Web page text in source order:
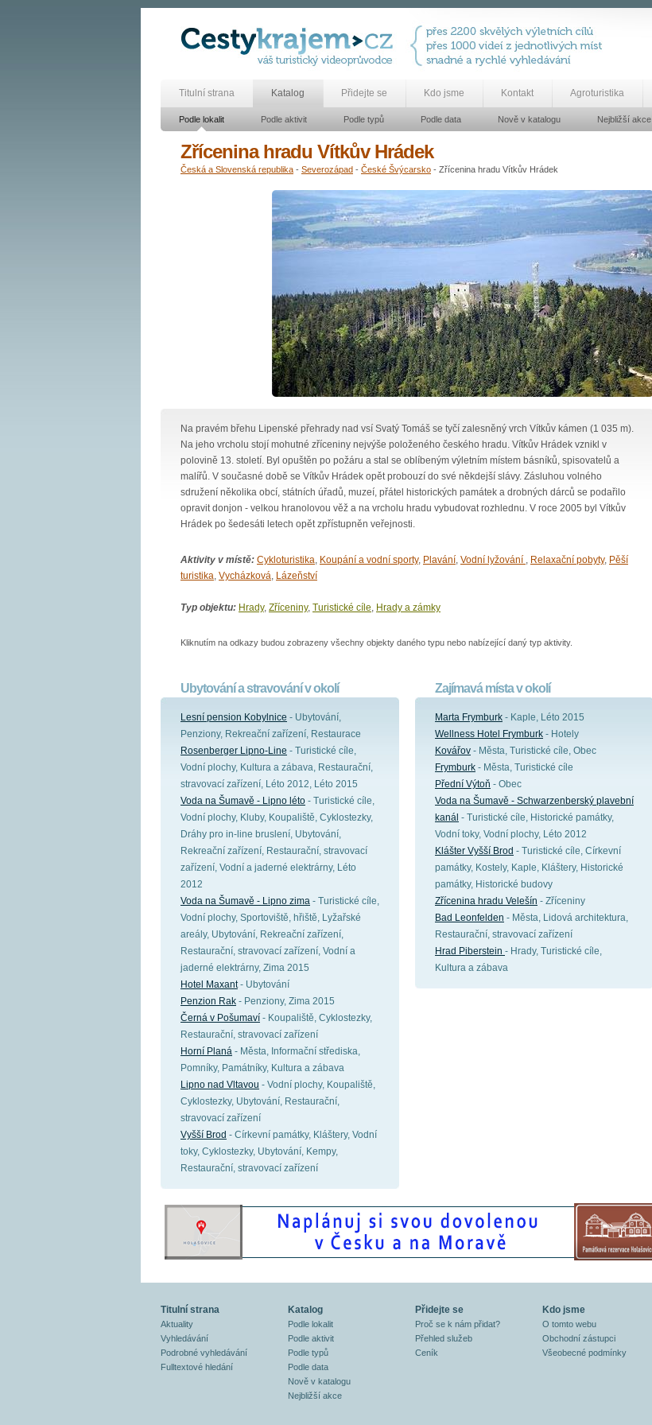
Titulní strana Katalog Přidejte se Kdo jsme Kontakt Agroturistika
Podle lokalit Podle aktivit Podle typů Podle data Nově v katalogu Nejbližší akce
Zřícenina hradu Vítkův Hrádek
Česká a Slovenská republika - Severozápad - České Švýcarsko - Zřícenina hradu Vítkův Hrádek
Na pravém břehu Lipenské přehrady nad vsí Svatý Tomáš se tyčí zalesněný vrch Vítkův kámen (1 035 m).
Na jeho vrcholu stojí mohutné zříceniny nejvýše položeného českého hradu. Vítkův Hrádek vznikl v
polovině 13. století. Byl opuštěn po požáru a stal se oblíbeným výletním místem básníků, spisovatelů a
malířů. V současné době se Vítkův Hrádek opět probouzí do své někdejší slávy. Zásluhou volného
sdružení několika obcí, státních úřadů, muzeí, přátel historických památek a drobných dárců se podařilo
opravit donjon - velkou hranolovou věž a na vrcholu hradu vybudovat rozhlednu. V roce 2005 byl Vítkův
Hrádek po šedesáti letech opět zpřístupněn veřejnosti.
Aktivity v místě: Cykloturistika, Koupání a vodní sporty, Plavání, Vodní lyžování , Relaxační pobyty, Pěší
turistika, Vycházková, Lázeňství
Typ objektu: Hrady, Zříceniny, Turistické cíle, Hrady a zámky
Kliknutím na odkazy budou zobrazeny všechny objekty daného typu nebo nabízející daný typ aktivity.
Ubytování a stravování v okolí
Lesní pension Kobylnice - Ubytování,
Penziony, Rekreační zařízení, Restaurace
Rosenberger Lipno-Line - Turistické cíle,
Vodní plochy, Kultura a zábava, Restaurační,
stravovací zařízení, Léto 2012, Léto 2015
Voda na Šumavě - Lipno léto - Turistické cíle,
Vodní plochy, Kluby, Koupaliště, Cyklostezky,
Dráhy pro in-line bruslení, Ubytování,
Rekreační zařízení, Restaurační, stravovací
zařízení, Vodní a jaderné elektrárny, Léto
2012
Voda na Šumavě - Lipno zima - Turistické cíle,
Vodní plochy, Sportoviště, hřiště, Lyžařské
areály, Ubytování, Rekreační zařízení,
Restaurační, stravovací zařízení, Vodní a
jaderné elektrárny, Zima 2015
Hotel Maxant- Ubytování
Penzion Rak - Penziony, Zima 2015
Černá v Pošumaví - Koupaliště, Cyklostezky,
Restaurační, stravovací zařízení
Horní Planá - Města, Informační střediska,
Pomníky, Památníky, Kultura a zábava
Lipno nad Vltavou - Vodní plochy, Koupaliště,
Cyklostezky, Ubytování, Restaurační,
stravovací zařízení
Vyšší Brod - Církevní památky, Kláštery, Vodní
toky, Cyklostezky, Ubytování, Kempy,
Restaurační, stravovací zařízení
Zajímavá místa v okolí
Marta Frymburk - Kaple, Léto 2015
Wellness Hotel Frymburk - Hotely
Kovářov - Města, Turistické cíle, Obec
Frymburk - Města, Turistické cíle
Přední Výtoň - Obec
Voda na Šumavě - Schwarzenberský plavební
kanál - Turistické cíle, Historické památky,
Vodní toky, Vodní plochy, Léto 2012
Klášter Vyšší Brod - Turistické cíle, Církevní
památky, Kostely, Kaple, Kláštery, Historické
památky, Historické budovy
Zřícenina hradu Velešín - Zříceniny
Bad Leonfelden - Města, Lidová architektura,
Restaurační, stravovací zařízení
Hrad Piberstein - Hrady, Turistické cíle,
Kultura a zábava
Titulní strana
Aktuality
Vyhledávání
Podrobné vyhledávání
Fulltextové hledání
Katalog
Podle lokalit
Podle aktivit
Podle typů
Podle data
Nově v katalogu
Nejbližší akce
Přidejte se
Proč se k nám přidat?
Přehled služeb
Ceník
Kdo jsme
O tomto webu
Obchodní zástupci
Všeobecné podmínky